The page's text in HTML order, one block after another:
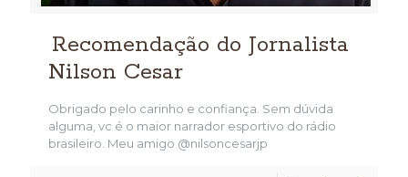
Recomendação do Jornalista
Nilson Cesar
Obrigado pelo carinho e confiança. Sem dúvida
alguma, vc é o maior narrador esportivo do rádio
brasileiro. Meu amigo @nilsoncesarjp